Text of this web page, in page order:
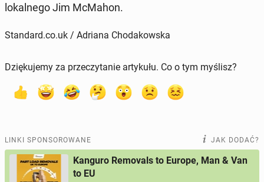
lo­kal­ne­go Jim McMahon.
Standard.co.uk / Adriana Chodakowska
Dziękujemy za przeczytanie artykułu. Co o tym myślisz?
LINKI SPONSOROWANE JAK DODAĆ?
Kanguro Removals to Europe, Man & Van
to EU